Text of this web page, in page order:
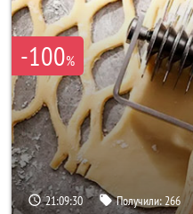
-100%
21:09:28 Получили:266